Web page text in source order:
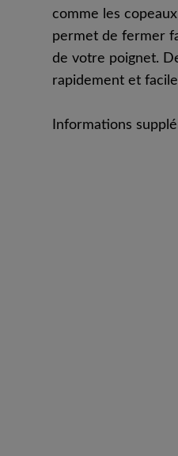
comme les
permet de fermer
de votre poignet.
rapidement et
Informations